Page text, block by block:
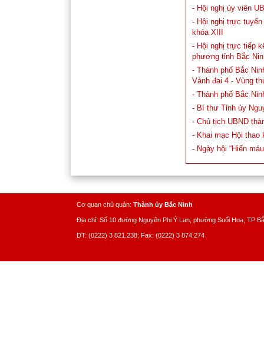
- Hội nghị ủy viên
- Hội nghị trực
khóa XIII
- Hội nghị trực tiếp
phương tỉnh Bắc
- Thành phố Bắc
Vành đai 4 - Vùng
- Thành phố Bắc
- Bí thư Tỉnh ủy
- Chủ tịch UBND
- Khai mạc Hội thao
- Ngày hội “Hiến
Cơ quan chủ quản: Thành ủy Bắc Ninh
Địa chỉ: Số 10 đường Nguyên Phi Ỷ Lan, phường Suối Hoa, TP
ĐT: (0222) 3 821.238; Fax: (0222) 3 874.274